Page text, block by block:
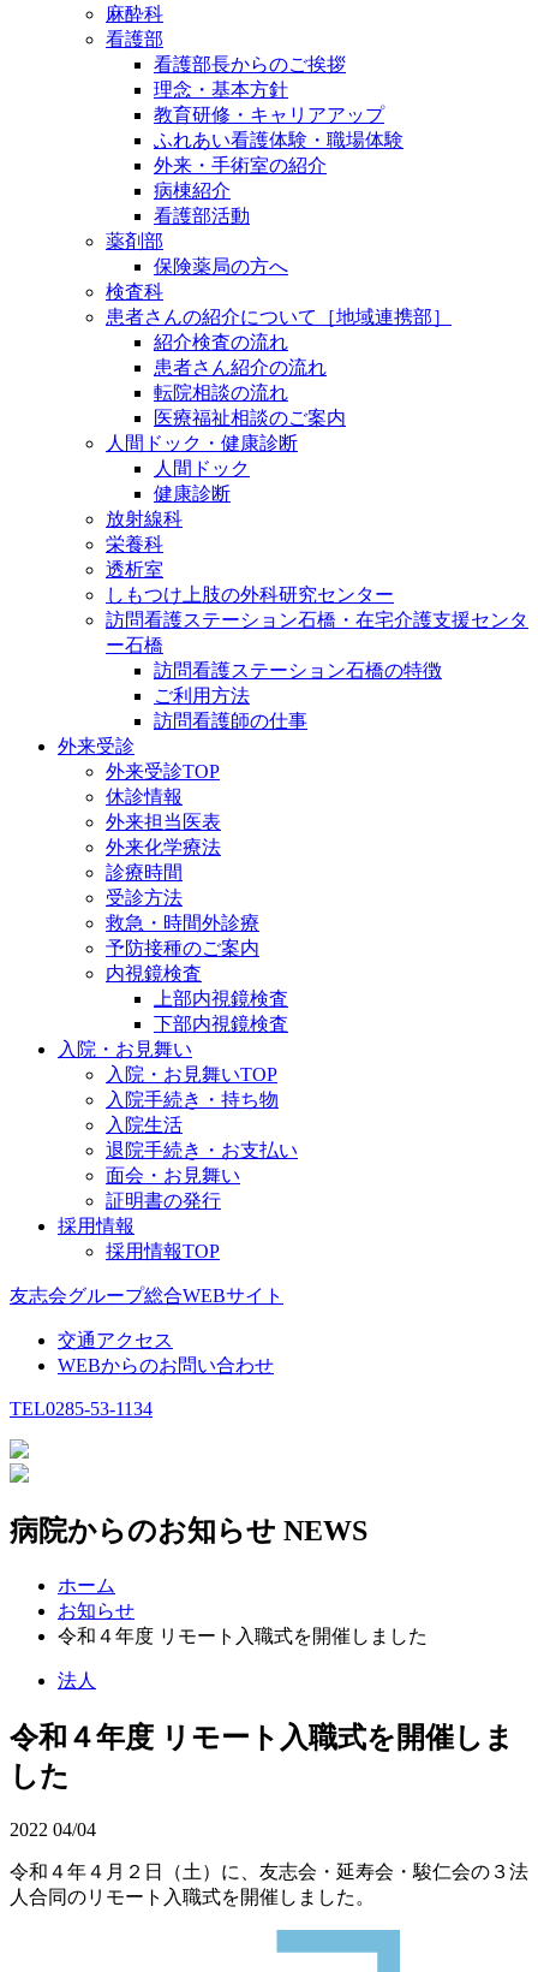
麻酔科
看護部
看護部長からのご挨拶
理念・基本方針
教育研修・キャリアアップ
ふれあい看護体験・職場体験
外来・手術室の紹介
病棟紹介
看護部活動
薬剤部
保険薬局の方へ
検査科
患者さんの紹介について［地域連携部］
紹介検査の流れ
患者さん紹介の流れ
転院相談の流れ
医療福祉相談のご案内
人間ドック・健康診断
人間ドック
健康診断
放射線科
栄養科
透析室
しもつけ上肢の外科研究センター
訪問看護ステーション石橋・在宅介護支援センタ
ー石橋
訪問看護ステーション石橋の特徴
ご利用方法
訪問看護師の仕事
外来受診
外来受診TOP
休診情報
外来担当医表
外来化学療法
診療時間
受診方法
救急・時間外診療
予防接種のご案内
内視鏡検査
上部内視鏡検査
下部内視鏡検査
入院・お見舞い
入院・お見舞いTOP
入院手続き・持ち物
入院生活
退院手続き・お支払い
面会・お見舞い
証明書の発行
採用情報
採用情報TOP
友志会グループ総合WEBサイト
交通アクセス
WEBからのお問い合わせ
TEL0285-53-1134
病院からのお知らせ NEWS
ホーム
お知らせ
令和４年度 リモート入職式を開催しました
法人
令和４年度 リモート入職式を開催しま
した
2022 04/04
令和４年４月２日（土）に、友志会・延寿会・駿仁会の３法
人合同のリモート入職式を開催しました。